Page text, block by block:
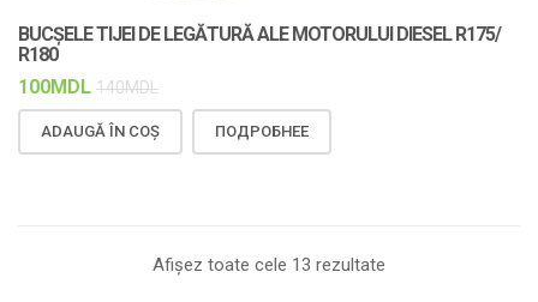
BUCȘELE TIJEI DE LEGĂTURĂ ALE MOTORULUI DIESEL R175/
R180
100MDL 140MDL
ADAUGĂ ÎN COȘ ПОДРОБНЕЕ
Afișez toate cele 13 rezultate